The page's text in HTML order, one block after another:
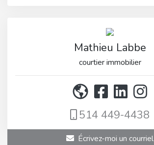
Mathieu Labbe
courtier immobilier
514 449-4438
Écrivez-moi un courriel